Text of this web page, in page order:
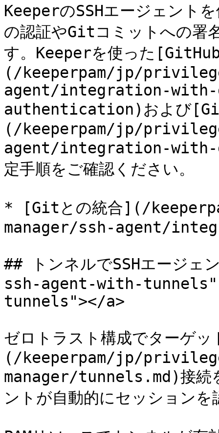
KeeperのSSHエージェント
の認証やGitコミットへの署
す。Keeperを使った
(/keeperpam/jp/
agent/integration-
authentication)および[Git
(/keeperpam/jp/
agent/integration-with-
定手順をご確認ください。
* [Gitとの統合](/
manager/ssh-agent/
## トンネルでSSHエージ
ssh-agent-with-
tunnels"></a>
ゼロトラスト構成でターゲ
(/keeperpam/jp/
manager/tunnels.md)接続
ントが自動的にセッションを